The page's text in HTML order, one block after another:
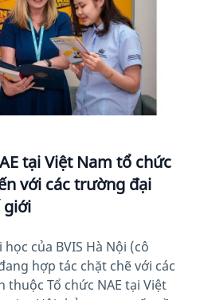
tại Việt Nam tổ chức
với các trường đại
giới
của BVIS Hà Nội (cô
hợp tác chặt chẽ với các
Tổ chức NAE tại Việt